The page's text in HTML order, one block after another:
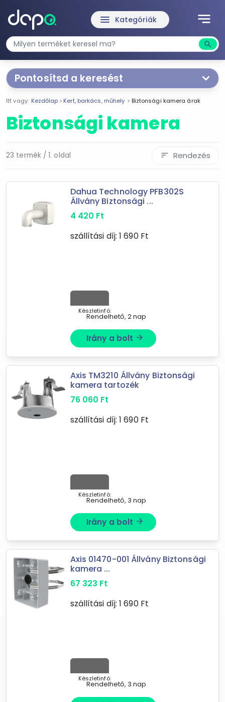
notes
menu Kategóriák
search
Pontosítsd a keresést
Segítünk a keresésben!
Válaszd ki a jellemzőketTe magad!
4 420 Ft 923 849 Ft
-
Szűrés
Forgalmazók
Easy-Shop Kft.
Subito
Otthoni Cuccok webshop
KütyüBazár.hu
Schenopol Kft
XuPe.hu
Itt vagy: Kezdőlap Kert, barkács, műhely Biztonsági kamera árak
Biztonsági kamera
23 termék / 1. oldal sort Rendezés
Dahua Technology PFB302S
Állvány Biztonsági ...
4 420 Ft
szállítási díj: 1 690Ft
Készletinfó:
Rendelhető, 2 nap
Irány a bolt arrow_forward
Axis TM3210 Állvány Biztonsági
kamera tartozék
76 060 Ft
szállítási díj: 1 690Ft
Készletinfó:
Rendelhető, 3 nap
Irány a bolt arrow_forward
Axis 01470-001 Állvány Biztonsági
kamera ...
67 323 Ft
szállítási díj: 1 690Ft
Készletinfó:
Rendelhető, 3 nap